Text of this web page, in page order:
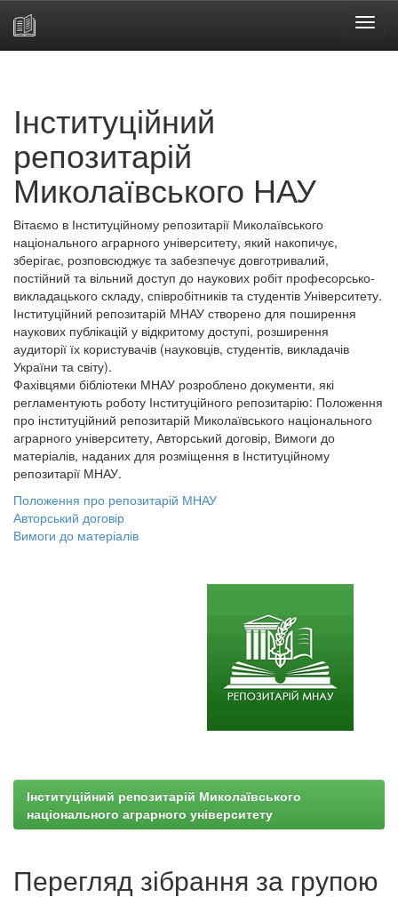
Інституційний
репозитарій
Миколаївського НАУ
Вітаємо в Інституційному репозитарії Миколаївського
національного аграрного університету, який накопичує,
зберігає, розповсюджує та забезпечує довготривалий,
постійний та вільний доступ до наукових робіт професорсько-
викладацького складу, співробітників та студентів Університету.
Інституційний репозитарій МНАУ створено для поширення
наукових публікацій у відкритому доступі, розширення
аудиторії їх користувачів (науковців, студентів, викладачів
України та світу).
Фахівцями бібліотеки МНАУ розроблено документи, які
регламентують роботу Інституційного репозитарію: Положення
про інституційний репозитарій Миколаївського національного
аграрного університету, Авторський договір, Вимоги до
матеріалів, наданих для розміщення в Інституційному
репозитарії МНАУ.
Положення про репозитарій МНАУ
Авторський договір
Вимоги до матеріалів
Інституційний репозитарій Миколаївського
національного аграрного університету
Перегляд зібрання за групою